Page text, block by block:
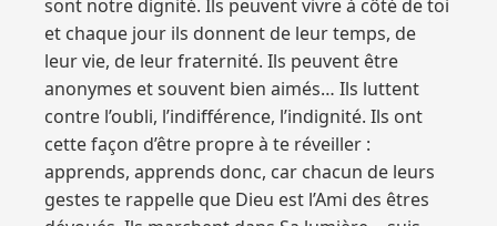
sont notre dignité. Ils peuvent vivre à côté de toi
et chaque jour ils donnent de leur temps, de
leur vie, de leur fraternité. Ils peuvent être
anonymes et souvent bien aimés… Ils luttent
contre l’oubli, l’indifférence, l’indignité. Ils ont
cette façon d’être propre à te réveiller :
apprends, apprends donc, car chacun de leurs
gestes te rappelle que Dieu est l’Ami des êtres